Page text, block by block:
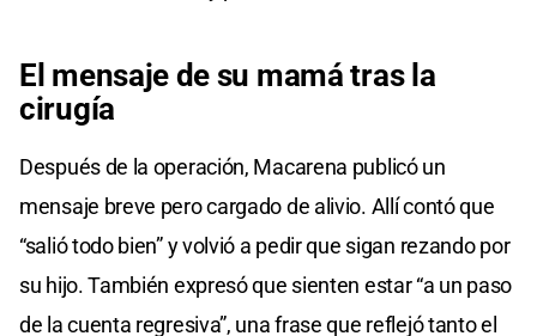
El mensaje de su mamá tras la
cirugía
Después de la operación, Macarena publicó un
mensaje breve pero cargado de alivio. Allí contó que
“salió todo bien” y volvió a pedir que sigan rezando por
su hijo. También expresó que sienten estar “a un paso
de la cuenta regresiva”, una frase que reflejó tanto el